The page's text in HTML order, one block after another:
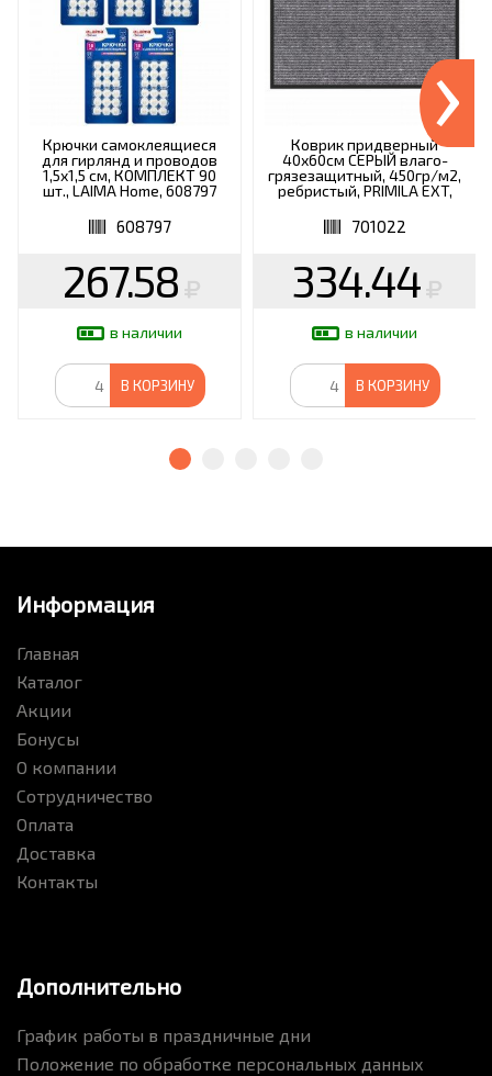
Крючки самоклеящиеся
для гирлянд и проводов
1,5х1,5 см, КОМПЛЕКТ 90
шт., LAIMA Home, 608797
608797
267.58
в наличии
В КОРЗИНУ
Коврик придверный
40х60см СЕРЫЙ влаго-
грязезащитный, 450гр/м2,
ребристый, PRIMILA EXT,
701022
334.44
в наличии
В КОРЗИНУ
›
Информация
Главная
Каталог
Акции
Бонусы
О компании
Сотрудничество
Оплата
Доставка
Контакты
Дополнительно
График работы в праздничные дни
Положение по обработке персональных данных